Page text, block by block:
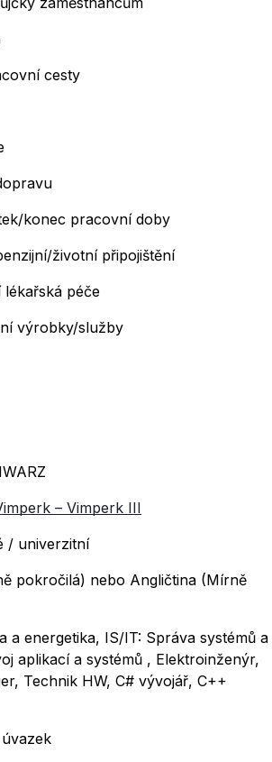
cesty
konec pracovní doby
životní připojištění
lékařská péče
výrobky/služby
– Vimperk III
/ univerzitní
pokročilá) nebo Angličtina (Mírně
a energetika, IS/IT: Správa systémů a
aplikací a systémů , Elektroinženýr,
Technik HW, C# vývojář, C++